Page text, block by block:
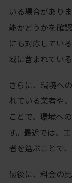
いる場合があり
能かどうかを確
にも対応してい
域に含まれてい
さらに、環境へ
れている業者や
ことで、環境へ
す。最近では、
者を選ぶことで
最後に、料金の